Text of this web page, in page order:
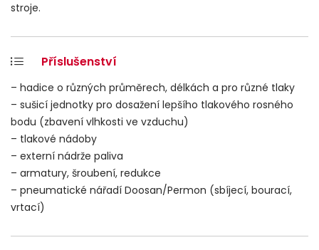
stroje.
Příslušenství
– hadice o různých průměrech, délkách a pro různé tlaky
– sušicí jednotky pro dosažení lepšího tlakového rosného
bodu (zbavení vlhkosti ve vzduchu)
– tlakové nádoby
– externí nádrže paliva
– armatury, šroubení, redukce
– pneumatické nářadí Doosan/Permon (sbíjecí, bourací,
vrtací)